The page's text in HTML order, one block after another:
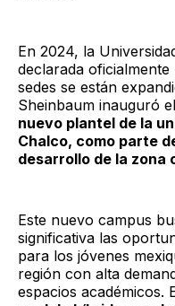
En 2024, la
declarada
sedes se están
Sheinbaum inauguró
nuevo plantel de la
Chalco, como parte
desarrollo de la zona
Este nuevo campus
significativa las
para los jóvenes
región con alta
espacios académicos.